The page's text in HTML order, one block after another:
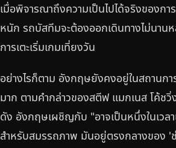
เมื่อพิจารณาถึงความเป็นไปได้จริงของกา
หนัก รถบัสทีมจะต้องออกเดินทางไม่นานห
การเตะเริ่มเกมเที่ยงวัน
อย่างไรก็ตาม อังกฤษยังคงอยู่ในสถานกา
มาก ตามคำกล่าวของสตีฟ แมกเนส โค้ชวิ่
ดัง อังกฤษเผชิญกับ "อาจเป็นหนึ่งในเวล
สำหรับสมรรถภาพ มันอยู่ตรงกลางของ '